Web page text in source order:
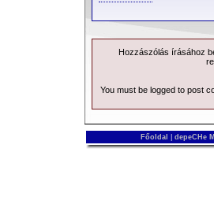
Hozzászólás írásához
You must be logged to post
Főoldal depeCHe